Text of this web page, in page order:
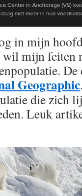
in mijn
mijn feiten
Geographic
die zich
Leuk